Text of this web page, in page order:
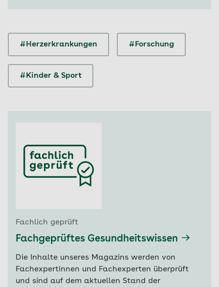
#Herzerkrankungen #Forschung
#Kinder & Sport
Fachlich geprüft
Fachgeprüftes Gesundheitswissen
Die Inhalte unseres Magazins werden von
Fachexpertinnen und Fachexperten überprüft
und sind auf dem aktuellen Stand der